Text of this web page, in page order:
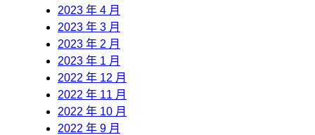
2023 年 4 月
2023 年 3 月
2023 年 2 月
2023 年 1 月
2022 年 12 月
2022 年 11 月
2022 年 10 月
2022 年 9 月